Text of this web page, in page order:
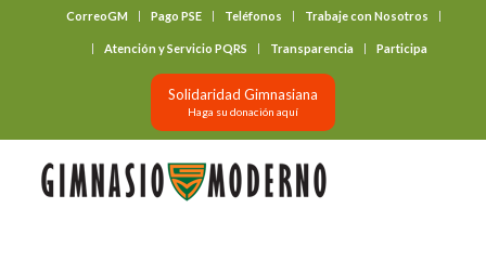
CorreoGM Pago PSE Teléfonos Trabaje con Nosotros
Atención y Servicio PQRS Transparencia Participa
Solidaridad Gimnasiana
Haga su donación aquí